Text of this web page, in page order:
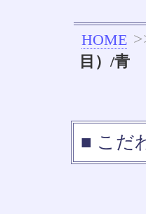
HOME
目）/青
■ こだ